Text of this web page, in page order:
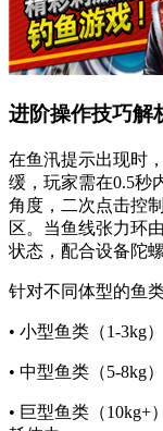
进阶操作技巧解
在鱼汛提示出现时
缓，玩家需在0.5秒
角度，二次点击控
区。当鱼线张力环
状态，配合设备陀
针对不同体型的鱼
• 小型鱼类（1-3kg
• 中型鱼类（5-8kg
• 巨型鱼类（10kg+